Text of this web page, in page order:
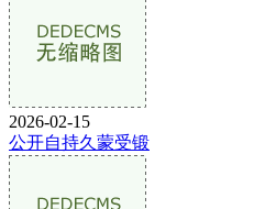
2026-02-15
公开自持久蒙受锻